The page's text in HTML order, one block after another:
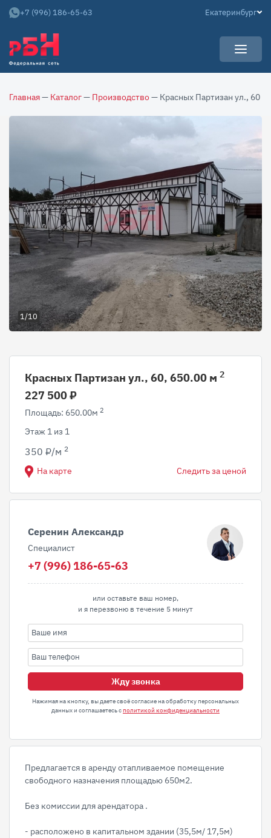
Арендаторам
НОВОСТИ
Команда
Контакты
Отзывы
+7 (996) 186-65-63 Екатеринбург
Главная— Каталог— Производство— Красных Партизан ул., 60
1/10
Красных Партизан ул., 60, 650.00 м 2
227 500 ₽
Площадь: 650.00м 2
Этаж 1 из 1
350 ₽/м 2
На карте Следить за ценой
Серенин Александр
Специалист
+7 (996) 186-65-63
или оставьте ваш номер,
и я перезвоню в течение 5 минут
Жду звонка
Нажимая на кнопку, вы даете своё согласие на обработку персональных
данных и соглашаетесь сполитикой конфиденциальности
Предлагается в аренду отапливаемое помещение
свободного назначения площадью 650м2.
Без комиссии для арендатора .
- расположено в капитальном здании (35,5м/ 17,5м)